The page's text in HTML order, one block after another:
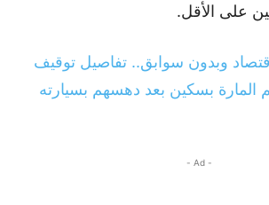
على الأقل.
وبدون سوابق.. تفاصيل توقيف
بسكين بعد دهسهم بسيارته
- Ad -